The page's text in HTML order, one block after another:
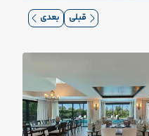
قبلی بعدی